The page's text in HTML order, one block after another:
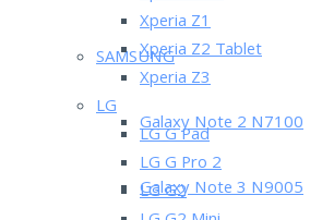
SAMSUNG
Galaxy Note 2 N7100
Galaxy Note 3 N9005
Xperia Z1
Xperia Z2 Tablet
Xperia Z3
LG
LG G Pad
LG G Pro 2
LG G2